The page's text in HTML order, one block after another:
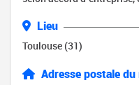
Lieu
Toulouse (31)
Adresse postale